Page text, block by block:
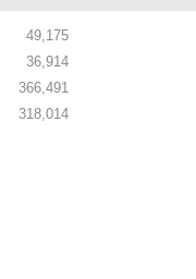
49,175
36,914
366,491
318,014